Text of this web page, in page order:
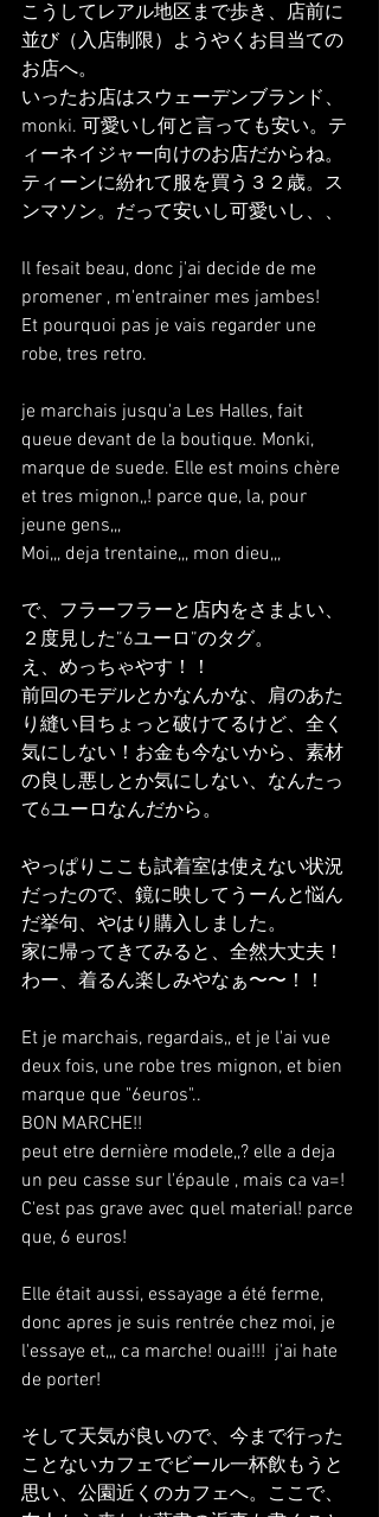
こうしてレアル地区まで歩き、店前に
並び（入店制限）ようやくお目当ての
お店へ。
いったお店はスウェーデンブランド、
monki. 可愛いし何と言っても安い。テ
ィーネイジャー向けのお店だからね。
ティーンに紛れて服を買う３２歳。ス
ンマソン。だって安いし可愛いし、、
Il fesait beau, donc j'ai decide de me
promener , m'entrainer mes jambes!
Et pourquoi pas je vais regarder une
robe, tres retro.
je marchais jusqu'a Les Halles, fait
queue devant de la boutique. Monki,
marque de suede. Elle est moins chère
et tres mignon,,! parce que, la, pour
jeune gens,,,
Moi,,, deja trentaine,,, mon dieu,,,
で、フラーフラーと店内をさまよい、
２度見した”6ユーロ”のタグ。
え、めっちゃやす！！
前回のモデルとかなんかな、肩のあた
り縫い目ちょっと破けてるけど、全く
気にしない！お金も今ないから、素材
の良し悪しとか気にしない、なんたっ
て6ユーロなんだから。
やっぱりここも試着室は使えない状況
だったので、鏡に映してうーんと悩ん
だ挙句、やはり購入しました。
家に帰ってきてみると、全然大丈夫！
わー、着るん楽しみやなぁ〜〜！！
Et je marchais, regardais,, et je l'ai vue
deux fois, une robe tres mignon, et bien
marque que "6euros"..
BON MARCHE!!
peut etre dernière modele,,? elle a deja
un peu casse sur l'épaule , mais ca va=!
C'est pas grave avec quel material! parce
que, 6 euros!
Elle était aussi, essayage a été ferme,
donc apres je suis rentrée chez moi, je
l'essaye et,,, ca marche! ouai!!!  j'ai hate
de porter!
そして天気が良いので、今まで行った
ことないカフェでビール一杯飲もうと
思い、公園近くのカフェへ。ここで、